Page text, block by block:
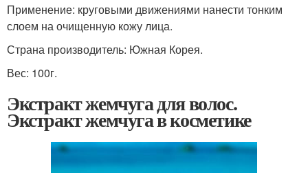
Применение: круговыми движениями нанести тонким
слоем на очищенную кожу лица.
Страна производитель: Южная Корея.
Вес: 100г.
Экстракт жемчуга для волос.
Экстракт жемчуга в косметике